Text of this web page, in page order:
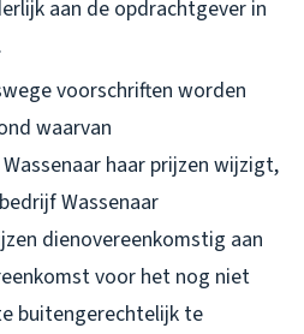
aan de opdrachtgever in
voorschriften worden
waarvan
haar prijzen wijzigt,
Wassenaar
dienovereenkomstig aan
voor het nog niet
buitengerechtelijk te